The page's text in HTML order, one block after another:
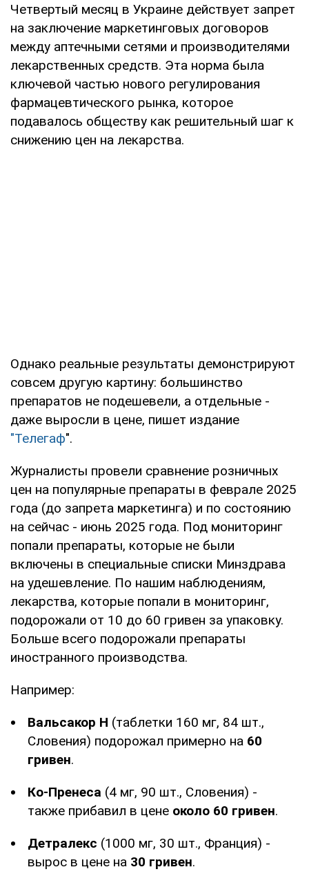
Четвертый месяц в Украине действует запрет
на заключение маркетинговых договоров
между аптечными сетями и производителями
лекарственных средств. Эта норма была
ключевой частью нового регулирования
фармацевтического рынка, которое
подавалось обществу как решительный шаг к
снижению цен на лекарства.
Однако реальные результаты демонстрируют
совсем другую картину: большинство
препаратов не подешевели, а отдельные -
даже выросли в цене, пишет издание
"Телегаф".
Журналисты провели сравнение розничных
цен на популярные препараты в феврале 2025
года (до запрета маркетинга) и по состоянию
на сейчас - июнь 2025 года. Под мониторинг
попали препараты, которые не были
включены в специальные списки Минздрава
на удешевление. По нашим наблюдениям,
лекарства, которые попали в мониторинг,
подорожали от 10 до 60 гривен за упаковку.
Больше всего подорожали препараты
иностранного производства.
Например:
Вальсакор Н (таблетки 160 мг, 84 шт.,
Словения) подорожал примерно на 60
гривен.
Ко-Пренеса (4 мг, 90 шт., Словения) -
также прибавил в цене около 60 гривен.
Детралекс (1000 мг, 30 шт., Франция) -
вырос в цене на 30 гривен.